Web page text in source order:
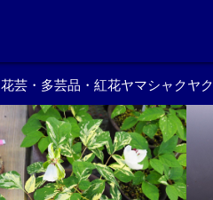
花芸・多芸品・紅花ヤマシャクヤク
花芸
多芸品・斑入り紅花